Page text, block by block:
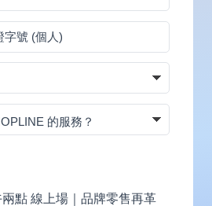
點 線上場｜品牌零售再革